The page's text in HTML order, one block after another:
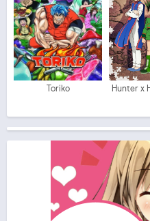
Toriko Hunter x